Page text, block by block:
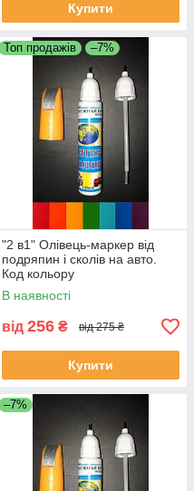
Купити
Топ продажів –7%
"2 в1" Олівець-маркер від
подряпин і сколів на авто.
Код кольору
ОБОВ'ЯЗКОВИЙ!!!
В наявності
від 256 ₴ від 275 ₴
Купити
–7%